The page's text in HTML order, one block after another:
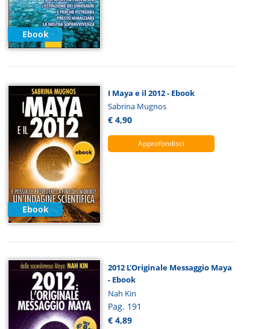
Ebook
Ebook
I Maya e il 2012 - Ebook
Sabrina Mugnos
€ 4,90
Approfondisci
2012 L'Originale Messaggio Maya
- Ebook
Nah Kin
Pag. 191
€ 4,89